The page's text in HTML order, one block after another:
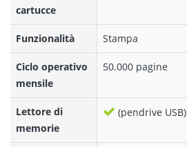
cartucce
Funzionalità Stampa
Ciclo operativo
mensile
50.000 pagine
Lettore di
memorie
(pendrive USB)